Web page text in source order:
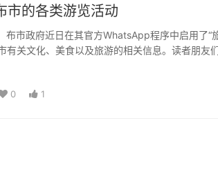
市的各类游览活动
布市政府近日在其官方WhatsApp程序中启用了“
有关文化、美食以及旅游的相关信息。读者朋友
0 1